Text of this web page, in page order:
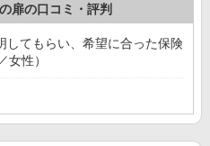
扉の口コミ・評判
してもらい、希望に合った保険
女性）